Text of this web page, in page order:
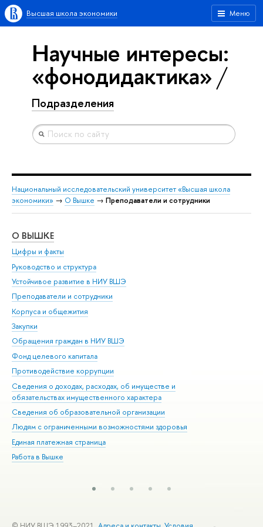
Меню
Высшая школа экономики
Научные интересы:
«фонодидактика»
Подразделения
Национальный исследовательский университет «Высшая школа
экономики» → О Вышке → Преподаватели и сотрудники
О ВЫШКЕ
Цифры и факты
Руководство и структура
Устойчивое развитие в НИУ ВШЭ
Преподаватели и сотрудники
Корпуса и общежития
Закупки
Обращения граждан в НИУ ВШЭ
Фонд целевого капитала
Противодействие коррупции
Сведения о доходах, расходах, об имуществе и
обязательствах имущественного характера
Сведения об образовательной организации
Людям с ограниченными возможностями здоровья
Единая платежная страница
Работа в Вышке